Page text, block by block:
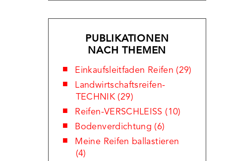
PUBLIKATIONEN
NACH THEMEN
Einkaufsleitfaden Reifen (29)
Landwirtschaftsreifen-
TECHNIK (29)
Reifen-VERSCHLEISS (10)
Bodenverdichtung (6)
Meine Reifen ballastieren
(4)